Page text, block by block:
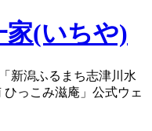
新潟ふるまち志津川水
っこみ滋庵」公式ウェ